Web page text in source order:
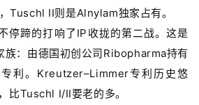
Tuschl II则是Alnylam独家占有。
停蹄的打响了IP收拢的第二战。这是
族：由德国初创公司Ribopharma持有
利。Kreutzer–Limmer专利历史悠
比Tuschl I/II要老的多。